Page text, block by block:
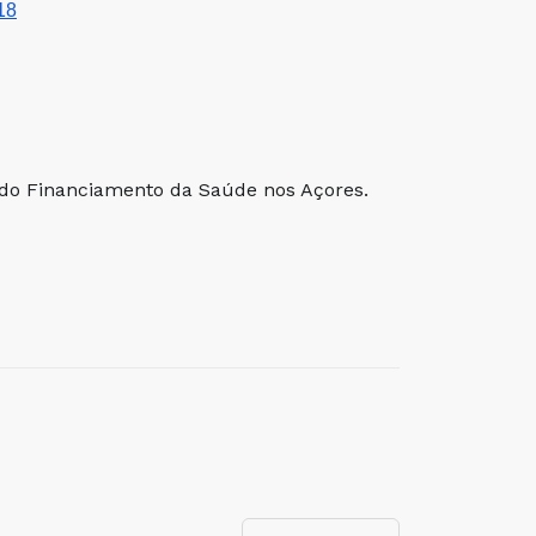
Financiamento da Saúde nos Açores.